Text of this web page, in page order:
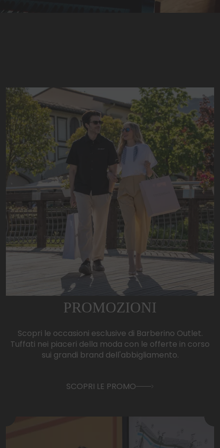
PROMOZIONI
Scopri le occasioni esclusive di Barberino Outlet.
Tuffati nei piaceri della moda con le offerte in corso
sui grandi brand dell'abbigliamento.
SCOPRI LE PROMO